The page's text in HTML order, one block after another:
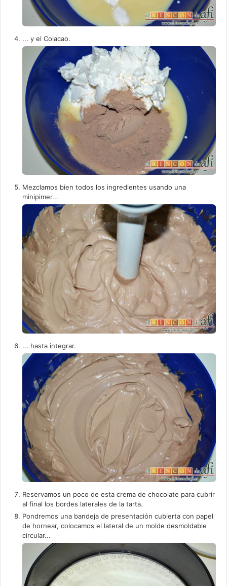
... y el Colacao.
Mezclamos bien todos los ingredientes usando una
minipimer...
... hasta integrar.
Reservamos un poco de esta crema de chocolate para cubrir
al final los bordes laterales de la tarta.
Pondremos una bandeja de presentación cubierta con papel
de hornear, colocamos el lateral de un molde desmoldable
circular...